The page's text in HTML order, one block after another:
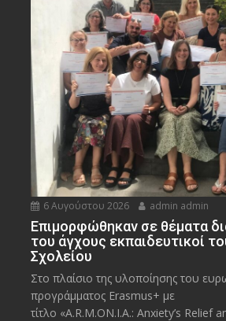
6 Αυγούστου 2026 admin admin
Eπιμορφώθηκαν σε θέματα
του άγχους εκπαιδευτικοί
Σχολείου
Στο πλαίσιο της υλοποίησης του
προγράμματος Erasmus+ με
τίτλο «A.R.M.ON.I.A.: Anxiety’s Relief